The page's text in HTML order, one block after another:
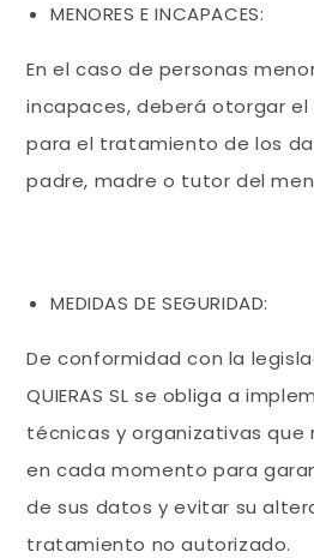
MENORES E INCAPACES:
En el caso de personas
incapaces, deberá otorgar
para el tratamiento de los
padre, madre o tutor del
MEDIDAS DE SEGURIDAD:
De conformidad con la
QUIERAS SL se obliga a
técnicas y organizativas que
en cada momento para
de sus datos y evitar su
tratamiento no autorizado.